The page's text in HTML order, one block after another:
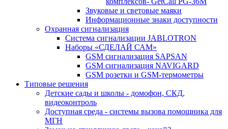
Звуковые и световые маяки
Информационные знаки доступности
Охранная сигнализация
Система сигнализации JABLOTRON
Наборы «СДЕЛАЙ САМ»
GSM сигнализация SAPSAN
GSM сигнализация NAVIGARD
GSM розетки и GSM-термометры
Типовые решения
Детские сады и школы - домофон, СКД,
видеоконтроль
Доступная среда - системы вызова помощника для
МГН